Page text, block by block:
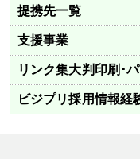
提携先一覧
支援事業
リンク集大判印刷･
ビジプリ採用情報経